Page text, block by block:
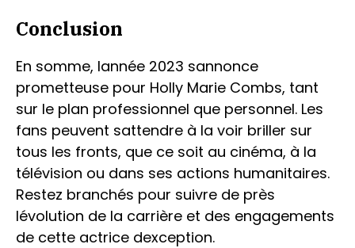
Conclusion
En somme, lannée 2023 sannonce
prometteuse pour Holly Marie Combs, tant
sur le plan professionnel que personnel. Les
fans peuvent sattendre à la voir briller sur
tous les fronts, que ce soit au cinéma, à la
télévision ou dans ses actions humanitaires.
Restez branchés pour suivre de près
lévolution de la carrière et des engagements
de cette actrice dexception.